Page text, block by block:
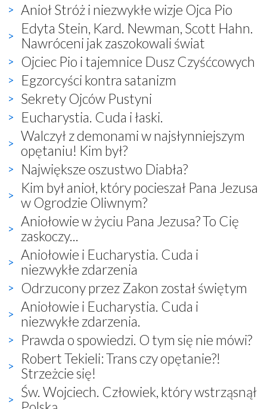
Anioł Stróż i niezwykłe wizje Ojca Pio
Edyta Stein, Kard. Newman, Scott Hahn.
Nawróceni jak zaszokowali świat
Ojciec Pio i tajemnice Dusz Czyśćcowych
Egzorcyści kontra satanizm
Sekrety Ojców Pustyni
Eucharystia. Cuda i łaski.
Walczył z demonami w najsłynniejszym
opętaniu! Kim był?
Największe oszustwo Diabła?
Kim był anioł, który pocieszał Pana Jezusa
w Ogrodzie Oliwnym?
Aniołowie w życiu Pana Jezusa? To Cię
zaskoczy...
Aniołowie i Eucharystia. Cuda i
niezwykłe zdarzenia
Odrzucony przez Zakon został świętym
Aniołowie i Eucharystia. Cuda i
niezwykłe zdarzenia.
Prawda o spowiedzi. O tym się nie mówi?
Robert Tekieli: Trans czy opętanie?!
Strzeżcie się!
Św. Wojciech. Człowiek, który wstrząsnął